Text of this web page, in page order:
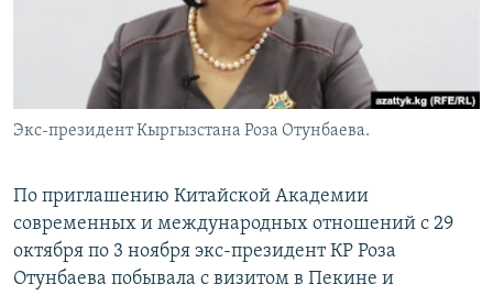
Экс-президент Кыргызстана Роза Отунбаева.
По приглашению Китайской Академии
современных и международных отношений с 29
октября по 3 ноября экс-президент КР Роза
Отунбаева побывала с визитом в Пекине и